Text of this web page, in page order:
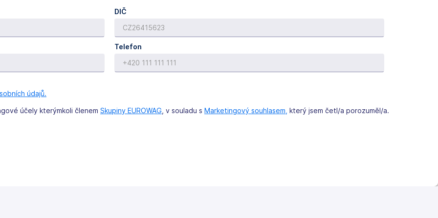
DIČ
Telefon
údajů.
účely kterýmkoli členem Skupiny EUROWAG , v souladu s Marketingový souhlasem, který jsem četl/a porozuměl/a.